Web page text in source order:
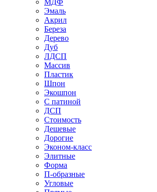
МДФ
Эмаль
Акрил
Береза
Дерево
Дуб
ЛДСП
Массив
Пластик
Шпон
Экошпон
С патиной
ДСП
Стоимость
Дешевые
Дорогие
Эконом-класс
Элитные
Форма
П-образные
Угловые